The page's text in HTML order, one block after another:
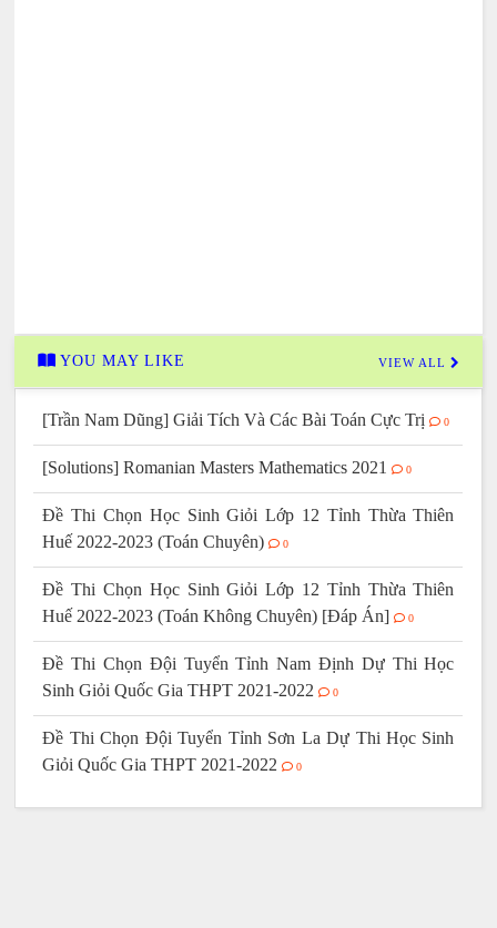
YOU MAY LIKE VIEW ALL
[Trần Nam Dũng] Giải Tích Và Các Bài Toán Cực Trị 0
[Solutions] Romanian Masters Mathematics 2021 0
Đề Thi Chọn Học Sinh Giỏi Lớp 12 Tỉnh Thừa Thiên
Huế 2022-2023 (Toán Chuyên)
0
Đề Thi Chọn Học Sinh Giỏi Lớp 12 Tỉnh Thừa Thiên
Huế 2022-2023 (Toán Không Chuyên) [Đáp Án]
0
Đề Thi Chọn Đội Tuyển Tỉnh Nam Định Dự Thi Học
Sinh Giỏi Quốc Gia THPT 2021-2022
0
Đề Thi Chọn Đội Tuyển Tỉnh Sơn La Dự Thi Học Sinh
Giỏi Quốc Gia THPT 2021-2022
0